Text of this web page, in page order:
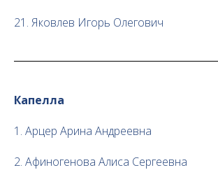
21. Яковлев Игорь Олегович
Капелла
1. Арцер Арина Андреевна
2. Афиногенова Алиса Сергеевна